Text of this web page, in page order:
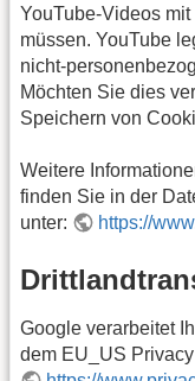
YouTube-Videos
müssen. YouTube
nicht-
Möchten Sie dies
Speichern von
Weitere
finden Sie in der
unter:
https://
Google verarbeitet
dem EU_US